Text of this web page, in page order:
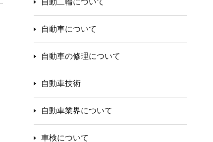
自動二輪について
自動車について
自動車の修理について
自動車技術
自動車業界について
車検について